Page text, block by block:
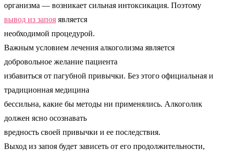
организма — возникает сильная интоксикация. Поэтому
вывод из запоя является
необходимой процедурой.
Важным условием лечения алкоголизма является
добровольное желание пациента
избавиться от пагубной привычки. Без этого официальная и
традиционная медицина
бессильна, какие бы методы ни применялись. Алкоголик
должен ясно осознавать
вредность своей привычки и ее последствия.
Выход из запоя будет зависеть от его продолжительности,